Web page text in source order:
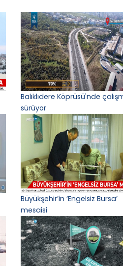
Balıklıdere Köprüsü'nde
sürüyor
Büyükşehir’in ‘Engelsiz Bursa’
mesaisi